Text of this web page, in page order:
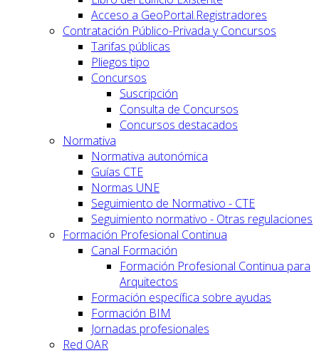
Acceso a GeoPortal.Registradores
Contratación Público-Privada y Concursos
Tarifas públicas
Pliegos tipo
Concursos
Suscripción
Consulta de Concursos
Concursos destacados
Normativa
Normativa autonómica
Guías CTE
Normas UNE
Seguimiento de Normativo - CTE
Seguimiento normativo - Otras regulaciones
Formación Profesional Continua
Canal Formación
Formación Profesional Continua para
Arquitectos
Formación específica sobre ayudas
Formación BIM
Jornadas profesionales
Red OAR